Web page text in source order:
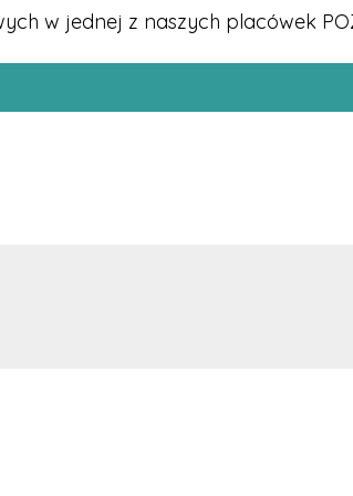
w jednej z naszych placówek